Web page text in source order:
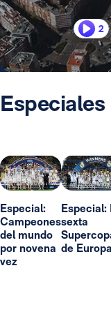
2
Especial:
Campeones
del mundo
por novena
vez
Especial:
sexta
de Europa